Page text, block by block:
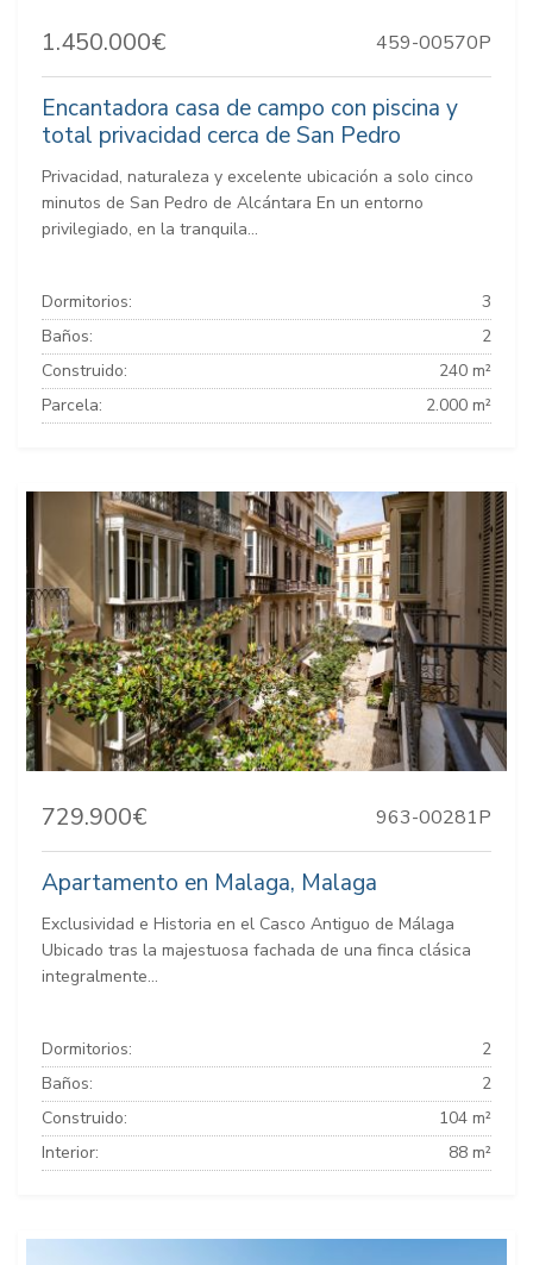
1.450.000€ 459-00570P
Encantadora casa de campo con piscina y
total privacidad cerca de San Pedro
Privacidad, naturaleza y excelente ubicación a solo cinco
minutos de San Pedro de Alcántara En un entorno
privilegiado, en la tranquila...
Dormitorios:
3
Baños:
2
Construido:
240 m²
Parcela:
2.000 m²
729.900€ 963-00281P
Apartamento en Malaga, Malaga
Exclusividad e Historia en el Casco Antiguo de Málaga
Ubicado tras la majestuosa fachada de una finca clásica
integralmente...
Dormitorios:
2
Baños:
2
Construido:
104 m²
Interior:
88 m²